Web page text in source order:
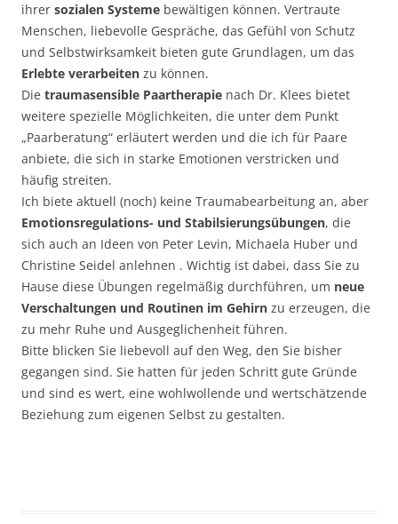
ihrer sozialen Systeme bewältigen können. Vertraute
Menschen, liebevolle Gespräche, das Gefühl von Schutz
und Selbstwirksamkeit bieten gute Grundlagen, um das
Erlebte verarbeiten zu können.
Die traumasensible Paartherapie nach Dr. Klees bietet
weitere spezielle Möglichkeiten, die unter dem Punkt
„Paarberatung“ erläutert werden und die ich für Paare
anbiete, die sich in starke Emotionen verstricken und
häufig streiten.
Ich biete aktuell (noch) keine Traumabearbeitung an, aber
Emotionsregulations- und Stabilsierungsübungen, die
sich auch an Ideen von Peter Levin, Michaela Huber und
Christine Seidel anlehnen . Wichtig ist dabei, dass Sie zu
Hause diese Übungen regelmäßig durchführen, um neue
Verschaltungen und Routinen im Gehirn zu erzeugen, die
zu mehr Ruhe und Ausgeglichenheit führen.
Bitte blicken Sie liebevoll auf den Weg, den Sie bisher
gegangen sind. Sie hatten für jeden Schritt gute Gründe
und sind es wert, eine wohlwollende und wertschätzende
Beziehung zum eigenen Selbst zu gestalten.